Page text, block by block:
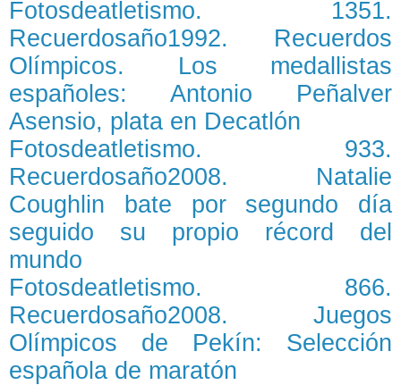
Fotosdeatletismo. 1351.
Recuerdosaño1992. Recuerdos
Olímpicos. Los medallistas
españoles: Antonio Peñalver
Asensio, plata en Decatlón
Fotosdeatletismo. 933.
Recuerdosaño2008. Natalie
Coughlin bate por segundo día
seguido su propio récord del
mundo
Fotosdeatletismo. 866.
Recuerdosaño2008. Juegos
Olímpicos de Pekín: Selección
española de maratón